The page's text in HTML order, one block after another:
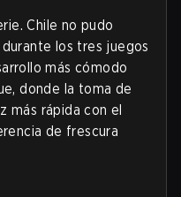
Chile no pudo
los tres juegos
más cómodo
donde la toma de
más rápida con el
de frescura